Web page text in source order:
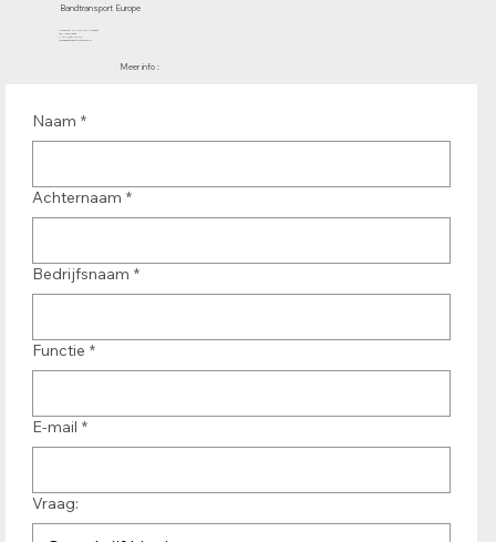
Bandtransport Europe
Molenwerf 12 | 1911 DB Uitgeest
the Netherlands
T.:+31 (0)251 319 119
info@bandtransporteurope.nl
Meer info :
Naam *
Achternaam *
Bedrijfsnaam *
Functie *
E-mail *
Vraag: